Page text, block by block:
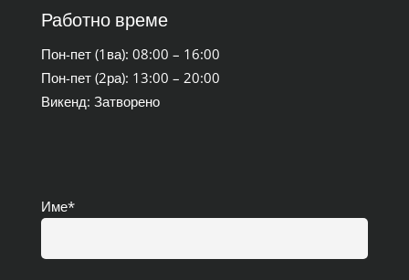
Работно време
Пон-пет (1ва): 08:00 – 16:00
Пон-пет (2ра): 13:00 – 20:00
Викенд: Затворено
Име*